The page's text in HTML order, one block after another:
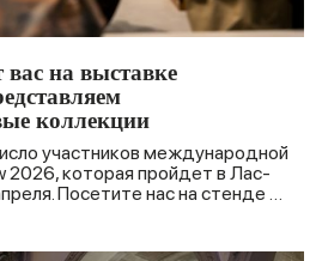
на выставке
коллекции
участников международной
2026, которая пройдет в Лас-
Посетите нас на стенде …